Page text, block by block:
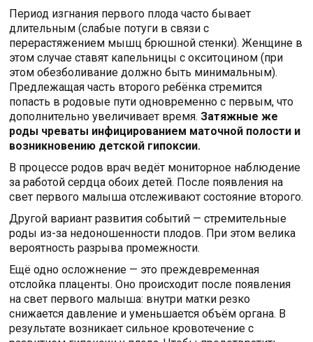
Период изгнания первого плода часто бывает
длительным (слабые потуги в связи с
перерастяжением мышц брюшной стенки). Женщине в
этом случае ставят капельницы с окситоцином (при
этом обезболивание должно быть минимальным).
Предлежащая часть второго ребёнка стремится
попасть в родовые пути одновременно с первым, что
дополнительно увеличивает время. Затяжные же
роды чреваты инфицированием маточной полости и
возникновению детской гипоксии.
В процессе родов врач ведёт мониторное наблюдение
за работой сердца обоих детей. После появления на
свет первого малыша отслеживают состояние второго.
Другой вариант развития событий — стремительные
роды из-за недоношенности плодов. При этом велика
вероятность разрыва промежности.
Ещё одно осложнение — это преждевременная
отслойка плаценты. Оно происходит после появления
на свет первого малыша: внутри матки резко
снижается давление и уменьшается объём органа. В
результате возникает сильное кровотечение с